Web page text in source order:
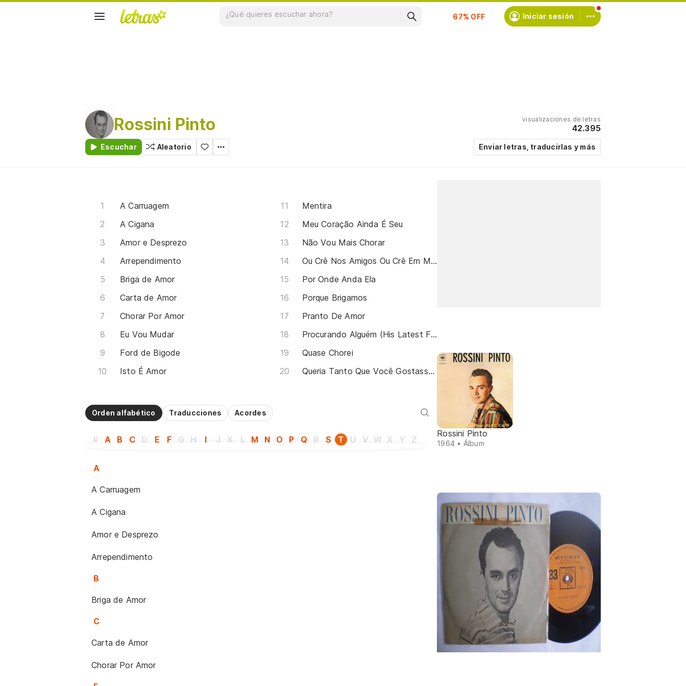
Suscríbete Iniciar sesión
Rossini Pinto
Escuchar Aleatorio
visualizaciones de letras
42.395
Enviar letras, traducirlas y más
A Carruagem
A Cigana
Amor e Desprezo
Arrependimento
Briga de Amor
Carta de Amor
Chorar Por Amor
Eu Vou Mudar
Ford de Bigode
Isto É Amor
Mentira
Meu Coração Ainda É Seu
Não Vou Mais Chorar
Ou Crê Nos Amigos Ou Crê Em Mim
Por Onde Anda Ela
Porque Brigamos
Pranto De Amor
Procurando Alguém (His Latest Flame)
Quase Chorei
Queria Tanto Que Você Gostasse Mais de Mim
Orden alfabético Traducciones Acordes
# A B C D E F G H I J K L M N O P Q R S T U V W X Y Z
A
A Carruagem
A Cigana
Amor e Desprezo
Arrependimento
B
Briga de Amor
C
Carta de Amor
Chorar Por Amor
Rossini Pinto
1964 • Álbum